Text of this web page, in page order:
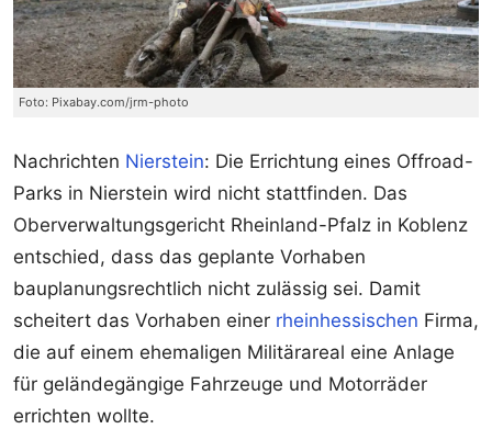
Foto: Pixabay.com/jrm-photo
Nachrichten Nierstein: Die Errichtung eines Offroad-
Parks in Nierstein wird nicht stattfinden. Das
Oberverwaltungsgericht Rheinland-Pfalz in Koblenz
entschied, dass das geplante Vorhaben
bauplanungsrechtlich nicht zulässig sei. Damit
scheitert das Vorhaben einer rheinhessischen Firma,
die auf einem ehemaligen Militärareal eine Anlage
für geländegängige Fahrzeuge und Motorräder
errichten wollte.